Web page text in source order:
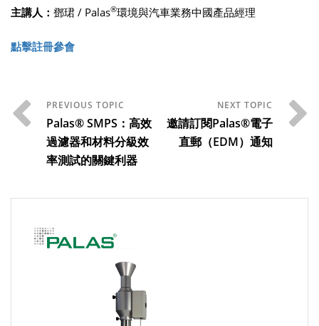
主講人： 鄧珺 / Palas®環境與汽車業務中國產品經理
點擊註冊參會
Palas® SMPS：高效
過濾器和材料分級效
率測試的關鍵利器
邀請訂閱Palas®電子
直郵（EDM）通知